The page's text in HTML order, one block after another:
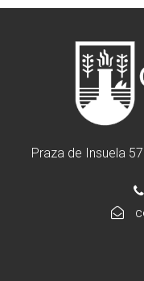
Praza de Insuela